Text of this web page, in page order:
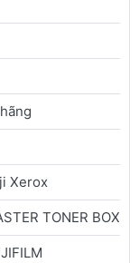
Xerox
TONER BOX